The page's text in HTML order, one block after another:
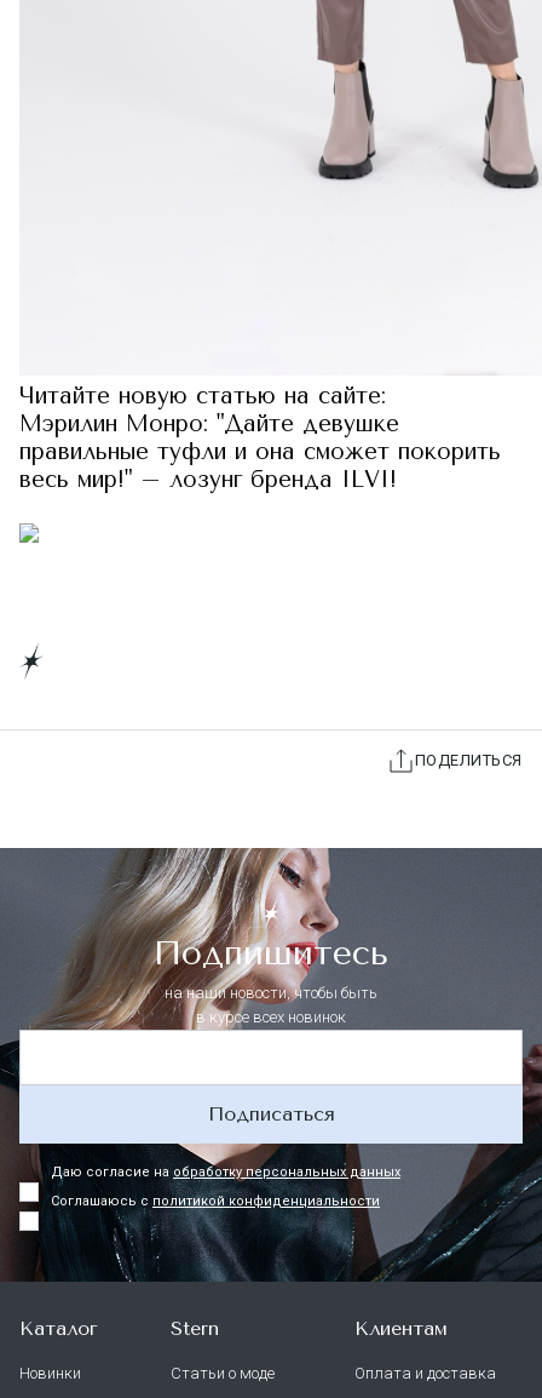
Читайте новую статью на сайте:
Мэрилин Монро: "Дайте девушке
правильные туфли и она сможет покорить
весь мир!" – лозунг бренда ILVI!
ПОДЕЛИТЬСЯ
Подпишитесь
на наши новости, чтобы быть
в курсе всех новинок
Подписаться
Даю согласие наобработку персональных данных
Соглашаюсь с политикой конфиденциальности
Каталог
Новинки
Stern
Статьи о моде
Клиентам
Оплата и доставка